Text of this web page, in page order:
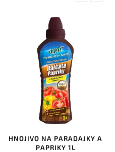
HNOJIVO NA PARADAJKY A
PAPRIKY 1L